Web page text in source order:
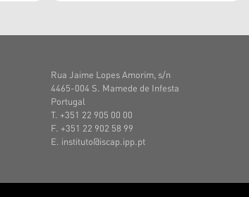
Rua Jaime Lopes Amorim, s/n
4465-004 S. Mamede de Infesta
Portugal
T. +351 22 905 00 00
F. +351 22 902 58 99
E. instituto@iscap.ipp.pt